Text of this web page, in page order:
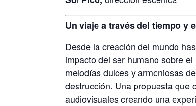
Un viaje a través del tiempo y
Desde la creación del mundo
impacto del ser humano sobre
melodías dulces y armoniosas
destrucción. Una propuesta que
audiovisuales creando una